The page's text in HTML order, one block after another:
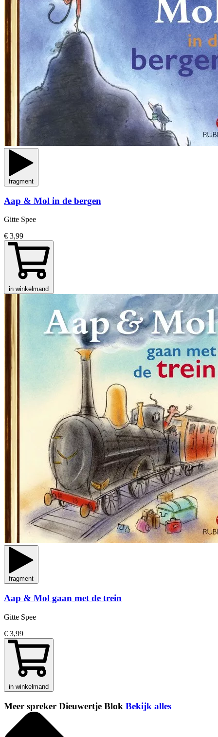
fragment
Aap & Mol in de bergen
Gitte Spee
€ 3,99
in winkelmand
fragment
Aap & Mol gaan met de trein
Gitte Spee
€ 3,99
in winkelmand
Meer spreker Dieuwertje Blok Bekijk alles